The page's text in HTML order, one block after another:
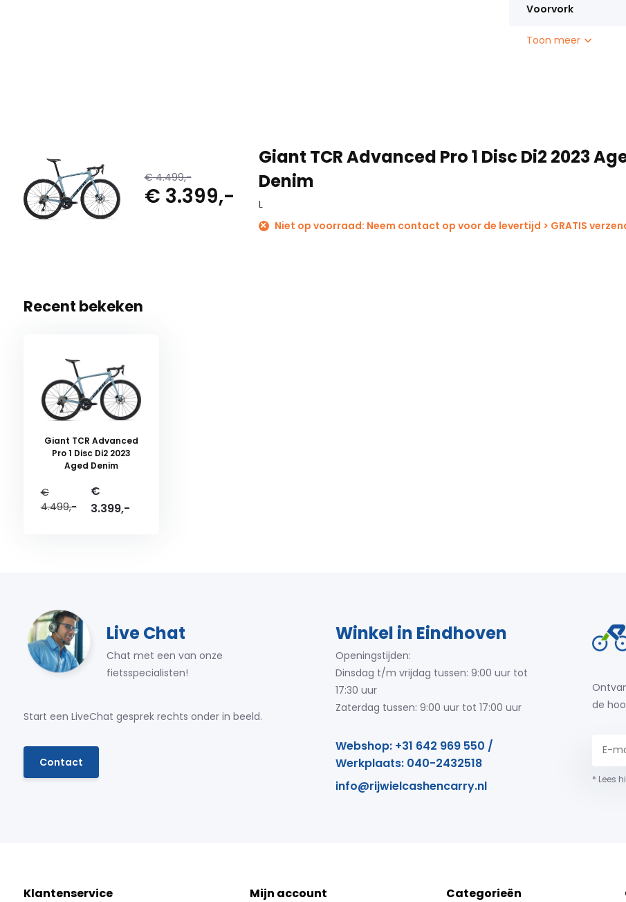
Voorvork
Toon meer
€ 4.499,-
€ 3.399,-
Giant TCR Advanced Pro 1 Disc Di2 2023
Denim
L
Niet op voorraad: Neem contact op voor de levertijd > GRATIS
Recent bekeken
Giant TCR Advanced
Pro 1 Disc Di2 2023
Aged Denim
€
4.499,-
€
3.399,-
Live Chat
Chat met een van onze
fietsspecialisten!
Start een LiveChat gesprek rechts onder in beeld.
Contact
Winkel in Eindhoven
Openingstijden:
Dinsdag t/m vrijdag tussen: 9:00 uur tot
17:30 uur
Zaterdag tussen: 9:00 uur tot 17:00 uur
Webshop: +31 642 969 550 /
Werkplaats: 040-2432518
info@rijwielcashencarry.nl
de
* Lees
Klantenservice Mijn account Categorieën